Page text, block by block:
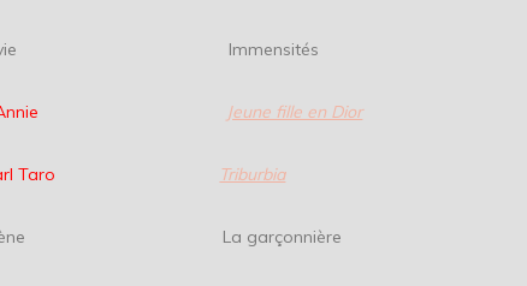
Sylvie Immensités
Jeune fille en Dior
Taro Triburbia
Hélène La garçonnière